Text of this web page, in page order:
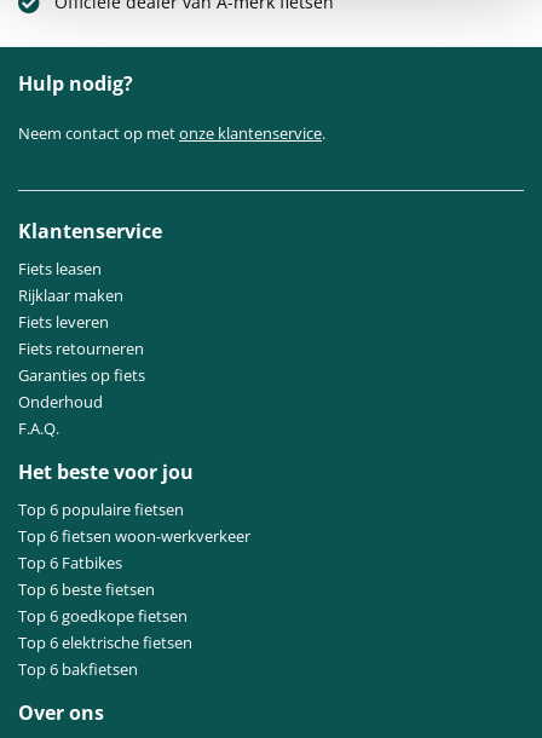
Hulp nodig?
Neem contact op metonze klantenservice.
Klantenservice
Fiets leasen
Rijklaar maken
Fiets leveren
Fiets retourneren
Garanties op fiets
Onderhoud
F.A.Q.
Het beste voor jou
Top 6 populaire fietsen
Top 6 fietsen woon-werkverkeer
Top 6 Fatbikes
Top 6 beste fietsen
Top 6 goedkope fietsen
Top 6 elektrische fietsen
Top 6 bakfietsen
Over ons